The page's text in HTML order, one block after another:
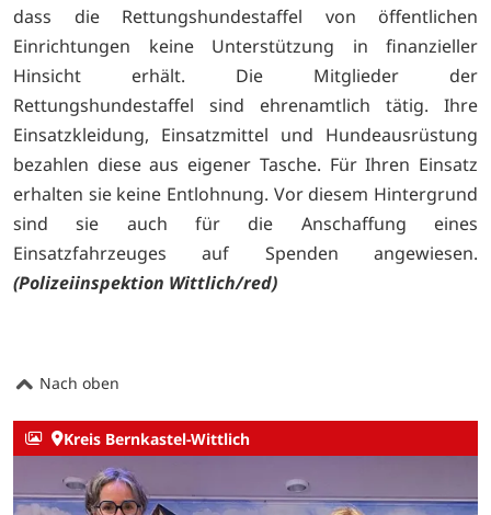
dass die Rettungshundestaffel von öffentlichen
Einrichtungen keine Unterstützung in finanzieller
Hinsicht erhält. Die Mitglieder der
Rettungshundestaffel sind ehrenamtlich tätig. Ihre
Einsatzkleidung, Einsatzmittel und Hundeausrüstung
bezahlen diese aus eigener Tasche. Für Ihren Einsatz
erhalten sie keine Entlohnung. Vor diesem Hintergrund
sind sie auch für die Anschaffung eines
Einsatzfahrzeuges auf Spenden angewiesen.
(Polizeiinspektion Wittlich/red)
Nach oben
Kreis Bernkastel-Wittlich